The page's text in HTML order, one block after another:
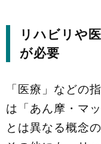
リハビリや
が必要
「医療」などの
は「あん摩・マ
とは異なる概念